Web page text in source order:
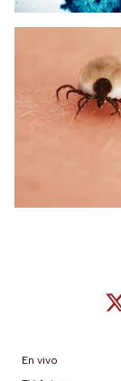
En vivo